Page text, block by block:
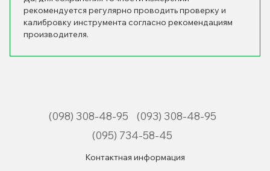
рекомендуется регулярно проводить проверку и
калибровку инструмента согласно рекомендациям
производителя.
(098) 308-48-95
(093) 308-48-95
(095) 734-58-45
Контактная информация